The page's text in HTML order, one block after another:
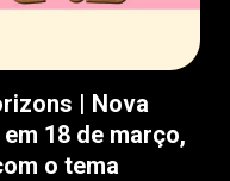
| Nova
18 de março,
o tema